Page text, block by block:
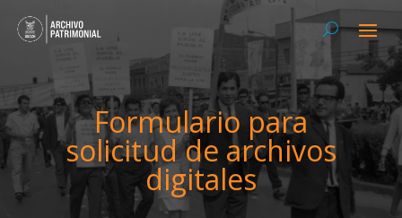
Formulario para
solicitud de archivos
digitales